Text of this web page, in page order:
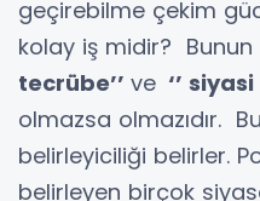
geçirebilme çekim
kolay iş midir? Bunun
tecrübe’’ ve ‘’
olmazsa olmazıdır.
belirleyiciliği belirler.
belirleyen birçok